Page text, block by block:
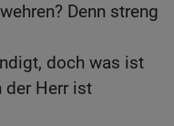
Denn streng
doch was ist
der Herr ist